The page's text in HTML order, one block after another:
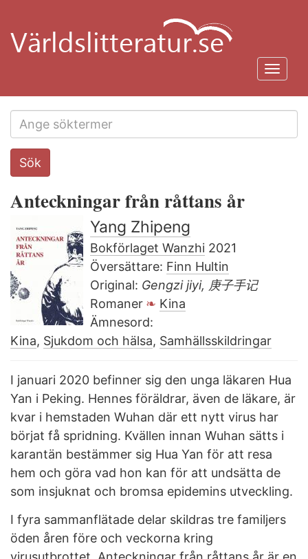
huvudinnehåll
Search
this
Sök
Anteckningar från råttans år
Yang Zhipeng
Bokförlaget Wanzhi 2021
Översättare: Finn Hultin
Original: Gengzi jiyi, 庚子手记
Romaner
Kina
Ämnesord:
Kina, Sjukdom och hälsa, Samhällsskildringar
I januari 2020 befinner sig den unga läkaren Hua
Yan i Peking. Hennes föräldrar, även de läkare, är
kvar i hemstaden Wuhan där ett nytt virus har
börjat få spridning. Kvällen innan Wuhan sätts i
karantän bestämmer sig Hua Yan för att resa
hem och göra vad hon kan för att undsätta de
som insjuknat och bromsa epidemins utveckling.
I fyra sammanflätade delar skildras tre familjers
öden åren före och veckorna kring